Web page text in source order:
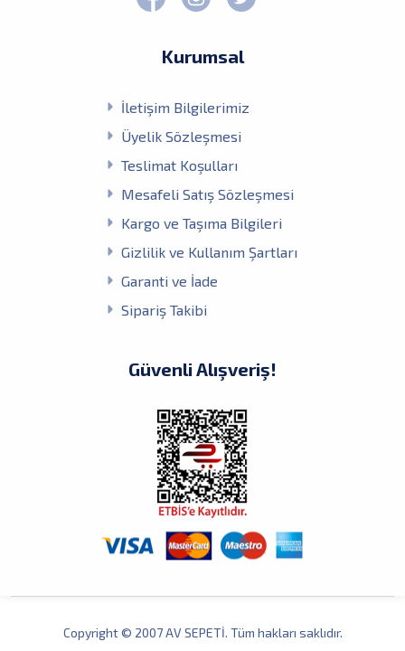
Kurumsal
İletişim Bilgilerimiz
Üyelik Sözleşmesi
Teslimat Koşulları
Mesafeli Satış Sözleşmesi
Kargo ve Taşıma Bilgileri
Gizlilik ve Kullanım Şartları
Garanti ve İade
Sipariş Takibi
Güvenli Alışveriş!
Copyright © 2007 AV SEPETİ. Tüm hakları saklıdır.